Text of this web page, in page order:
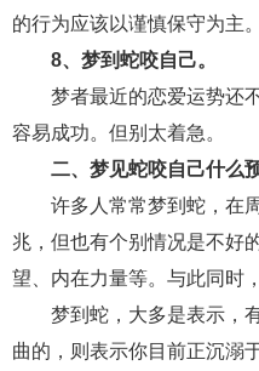
的行为应该以谨慎保守为主。
8、梦到蛇咬自己。
梦者最近的恋爱运势还不
容易成功。但别太着急。
二、梦见蛇咬自己什么
许多人常常梦到蛇，在周
兆，但也有个别情况是不好
望、内在力量等。与此同时
梦到蛇，大多是表示，有
曲的，则表示你目前正沉溺